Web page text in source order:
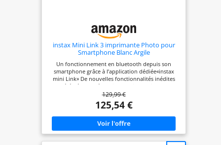
distance en appuyant sur le
bouton d'alimentation de .
Impression directe depuis
l’appareil
instax Mini Link 3 imprimante Photo pour
Smartphone Blanc Argile
Un fonctionnement en bluetooth depuis son
smartphone grâce à l’application dédiée«instax
mini Link» De nouvelles fonctionnalités inédites
ont été développées : «instax AiR Studio», pour
imaginer un décor digne d’un studio photo grâce
aux effets AR proposés & Click to collage » qui
permet de vivre l’expérience photobooth à la
maison Un produit doté d’un capteur de
mouvement pour exécuter différentes fonctions :
réimpression, changement de mode, zoom… Deux
129,99 €
125,54 €